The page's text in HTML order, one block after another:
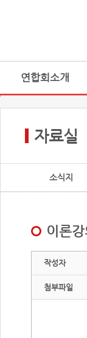
연합회소개
자료실
소식지
이론
작성자
첨부파일